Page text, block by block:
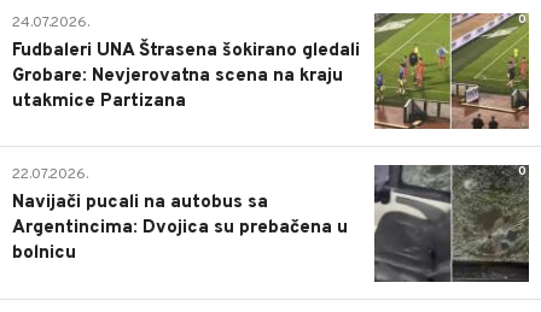
0
24.07.2026.
Fudbaleri UNA Štrasena šokirano gledali
Grobare: Nevjerovatna scena na kraju
utakmice Partizana
0
22.07.2026.
Navijači pucali na autobus sa
Argentincima: Dvojica su prebačena u
bolnicu